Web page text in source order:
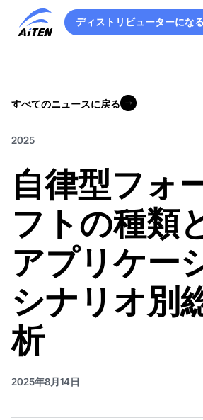
ディストリビューターになる
ディストリビューターにな
すべてのニュースに戻る
2025
自律型フォ
フトの種類
アプリケー
シナリオ別
析
2025年8月14日